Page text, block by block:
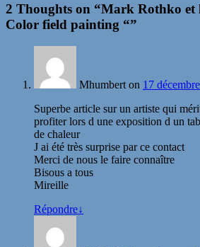
2 Thoughts on “Mark Rothko et
Color field painting “”
Mhumbert on 17
Superbe article sur un artiste qui
profiter lors d une exposition d un
de chaleur
J ai été très surprise par ce contact
Merci de nous le faire connaître
Bisous a tous
Mireille
Répondre↓